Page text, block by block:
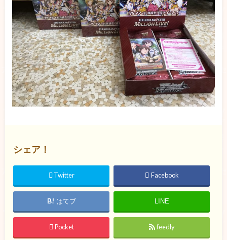
シェア！
Twitter Facebook
はてブ LINE
Pocket feedly